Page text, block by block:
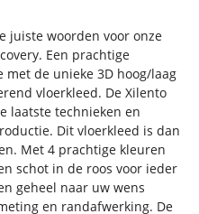
juiste woorden voor onze
Een prachtige
de unieke 3D hoog/laag
vloerkleed. De Xilento
laatste technieken en
Dit vloerkleed is dan
Met 4 prachtige kleuren
schot in de roos voor ieder
geheel naar uw wens
en randafwerking. De